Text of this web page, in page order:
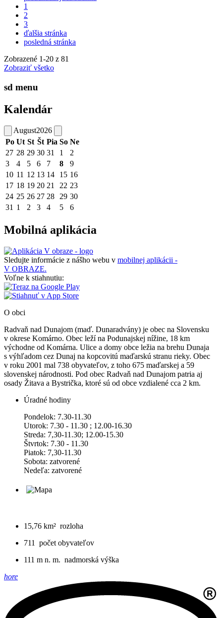
1
2
3
ďalšia stránka
posledná stránka
Zobrazené 1-20 z 81
Zobraziť všetko
sd menu
Kalendár
August2026
Po Ut St Št Pia So Ne
27 28 29 30 31 1
2
3
4 5 6 7 8
9
10 11 12 13 14 15 16
17 18 19 20 21 22 23
24 25 26 27 28 29 30
31 1 2 3 4 5 6
Mobilná aplikácia
Sledujte informácie z nášho webu v mobilnej aplikácii -
V OBRAZE.
Voľne k stiahnutiu:
O obci
Radvaň nad Dunajom (maď. Dunaradvány) je obec na Slovensku
v okrese Komárno. Obec leží na Podunajskej nížine, 18 km
východne od Komárna. Ulice a domy obce ležia na brehu Dunaja
s výhľadom cez Dunaj na kopcovitú maďarskú stranu rieky. Obec
v roku 2001 mal 738 obyvateľov, z toho 675 maďarskej a 59
slovenskej národnosti. Pod obec Radvaň nad Dunajom patria aj
osady Žitava a Bystrička, ktoré sú od obce vzdialené cca 2 km.
Úradné hodiny
Pondelok: 7.30-11.30
Utorok: 7.30 - 11.30 ; 12.00-16.30
Streda: 7,30-11.30; 12.00-15.30
Štvrtok: 7.30 - 11.30
Piatok: 7,30-11.30
Sobota: zatvorené
Nedeľa: zatvorené
15,76 km² rozloha
711
počet obyvateľov
111 m n. m. nadmorská výška
hore